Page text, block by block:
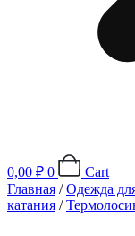
0,00 ₽ 0
Cart
Главная /Одежда
катания /